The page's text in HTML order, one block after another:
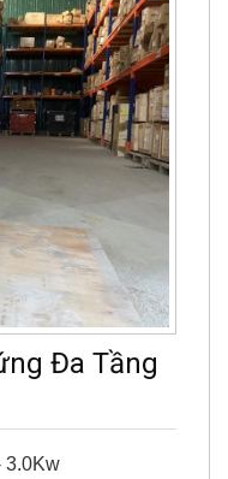
Đa Tầng
3.0Kw